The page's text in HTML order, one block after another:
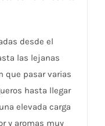
desde el
las lejanas
que pasar varias
hasta llegar
elevada carga
y aromas muy